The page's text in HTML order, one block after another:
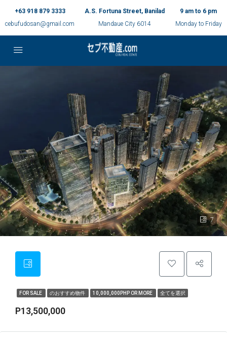
+63 918 879 3333
cebufudosan@gmail.com
A.S. Fortuna Street, Banilad
Mandaue City 6014
9 am to 6 pm
Monday to Friday
7
FOR SALE のおすすめ物件 10,000,000PHP OR MORE 全てを選択
P13,500,000